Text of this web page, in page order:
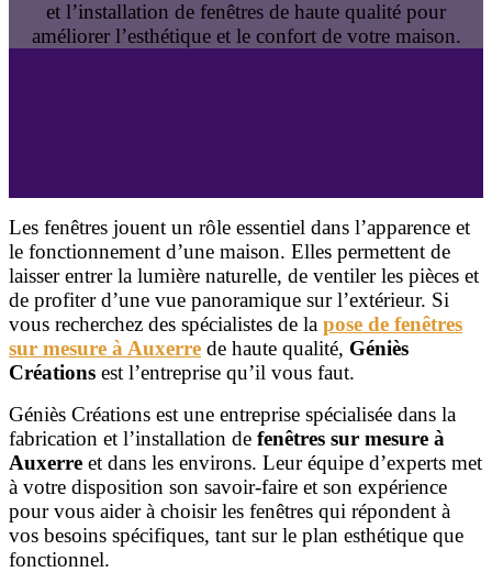
et l’installation de fenêtres de haute qualité pour
améliorer l’esthétique et le confort de votre maison.
Les fenêtres jouent un rôle essentiel dans l’apparence et
le fonctionnement d’une maison. Elles permettent de
laisser entrer la lumière naturelle, de ventiler les pièces et
de profiter d’une vue panoramique sur l’extérieur. Si
vous recherchez des spécialistes de la pose de fenêtres
sur mesure à Auxerre de haute qualité, Géniès
Créations est l’entreprise qu’il vous faut.
Géniès Créations est une entreprise spécialisée dans la
fabrication et l’installation de fenêtres sur mesure à
Auxerre et dans les environs. Leur équipe d’experts met
à votre disposition son savoir-faire et son expérience
pour vous aider à choisir les fenêtres qui répondent à
vos besoins spécifiques, tant sur le plan esthétique que
fonctionnel.